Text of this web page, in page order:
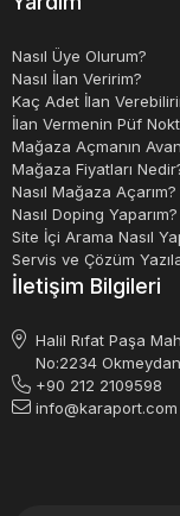
Nasıl Üye Olurum?
Nasıl İlan Veririm?
Kaç Adet İlan
İlan Vermenin Püf
Mağaza Açmanın
Mağaza Fiyatları
Nasıl Mağaza Açarım?
Nasıl Doping Yaparım?
Site İçi Arama Nasıl
Servis ve Çözüm
İletişim Bilgileri
Halil Rıfat Paşa
No:2234
+90 212 2109598
info@karaport.com